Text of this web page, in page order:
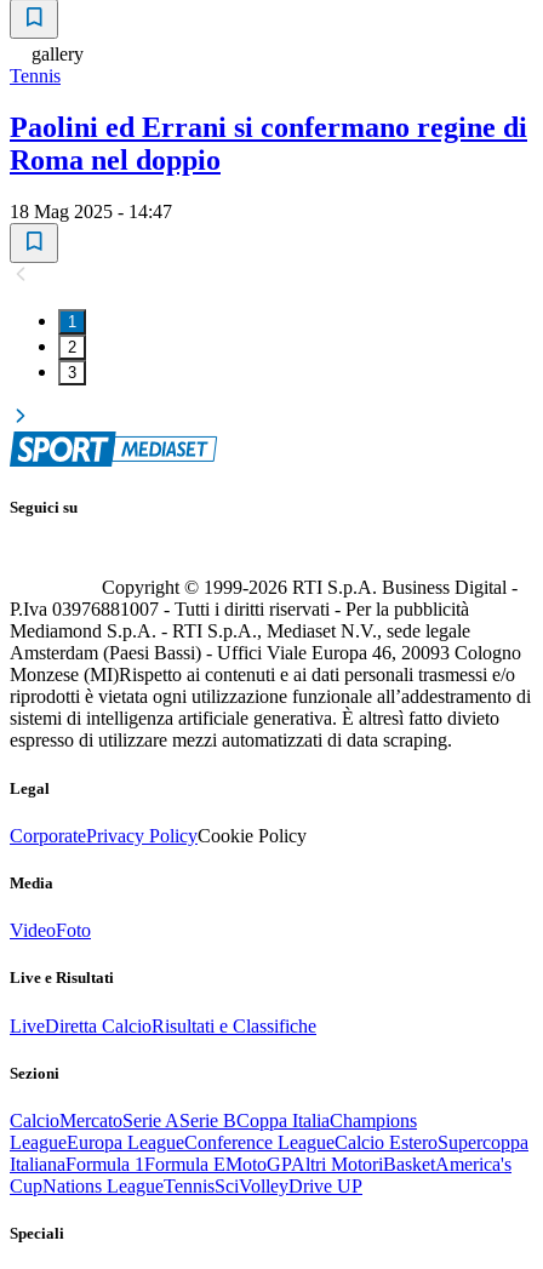
gallery
Tennis
Paolini ed Errani si confermano regine di
Roma nel doppio
18 Mag 2025 - 14:47
1
2
3
Seguici su
Copyright © 1999-2026 RTI S.p.A. Business Digital -
P.Iva 03976881007 - Tutti i diritti riservati - Per la pubblicità
Mediamond S.p.A. - RTI S.p.A., Mediaset N.V., sede legale
Amsterdam (Paesi Bassi) - Uffici Viale Europa 46, 20093 Cologno
Monzese (MI)Rispetto ai contenuti e ai dati personali trasmessi e/o
riprodotti è vietata ogni utilizzazione funzionale all’addestramento di
sistemi di intelligenza artificiale generativa. È altresì fatto divieto
espresso di utilizzare mezzi automatizzati di data scraping.
Legal
CorporatePrivacy PolicyCookie Policy
Media
VideoFoto
Live e Risultati
LiveDiretta CalcioRisultati e Classifiche
Sezioni
CalcioMercatoSerie ASerie BCoppa ItaliaChampions
LeagueEuropa LeagueConference LeagueCalcio EsteroSupercoppa
ItalianaFormula 1Formula EMotoGPAltri MotoriBasketAmerica's
CupNations LeagueTennisSciVolleyDrive UP
Speciali